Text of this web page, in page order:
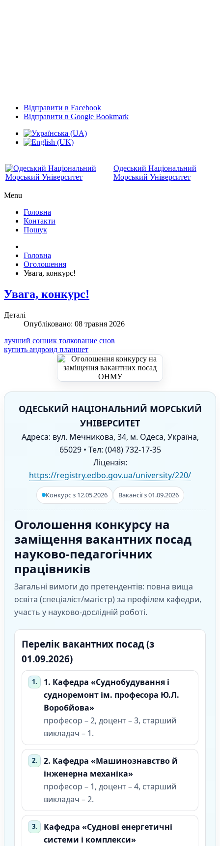
Відправити в Facebook
Відправити в Google Bookmark
Одеський Національний
Морський Університет
Menu
Головна
Контакти
Пошук
Головна
Оголошення
Увага, конкурс!
Увага, конкурс!
Деталі
Опубліковано: 08 травня 2026
лучший сонник толкование снов
купить андроид планшет
ОДЕСЬКИЙ НАЦІОНАЛЬНИЙ МОРСЬКИЙ
УНІВЕРСИТЕТ
Адреса: вул. Мечникова, 34, м. Одеса, Україна,
65029 • Тел: (048) 732-17-35
Ліцензія:
https://registry.edbo.gov.ua/university/220/
Конкурс з 12.05.2026 Вакансії з 01.09.2026
Оголошення конкурсу на
заміщення вакантних посад
науково-педагогічних
працівників
Загальні вимоги до претендентів: повна вища
освіта (спеціаліст/магістр) за профілем кафедри,
участь у науково-дослідній роботі.
Перелік вакантних посад (з
01.09.2026)
1. Кафедра «Суднобудування і
судноремонт ім. професора Ю.Л.
Воробйова»
професор – 2, доцент – 3, старший
викладач – 1.
2. Кафедра «Машинознавство й
інженерна механіка»
професор – 1, доцент – 4, старший
викладач – 2.
Кафедра «Суднові енергетичні
системи і комплекси»